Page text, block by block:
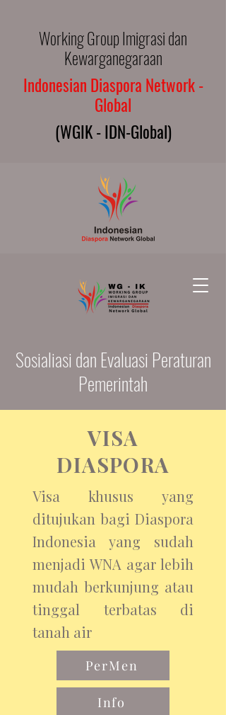
Working Group Imigrasi dan
Kewarganegaraan
Indonesian Diaspora Network -
Global
(WGIK - IDN-Global)
Sosialiasi dan Evaluasi Peraturan
Pemerintah
VISA
DIASPORA
Visa khusus yang
ditujukan bagi Diaspora
Indonesia yang sudah
menjadi WNA agar lebih
mudah berkunjung atau
tinggal terbatas di
tanah air
PerMen
Info